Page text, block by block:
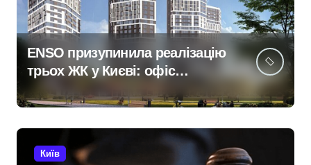
ENSO призупинила реалізацію
трьох ЖК у Києві: офіс
керівник покинув місто
Київ